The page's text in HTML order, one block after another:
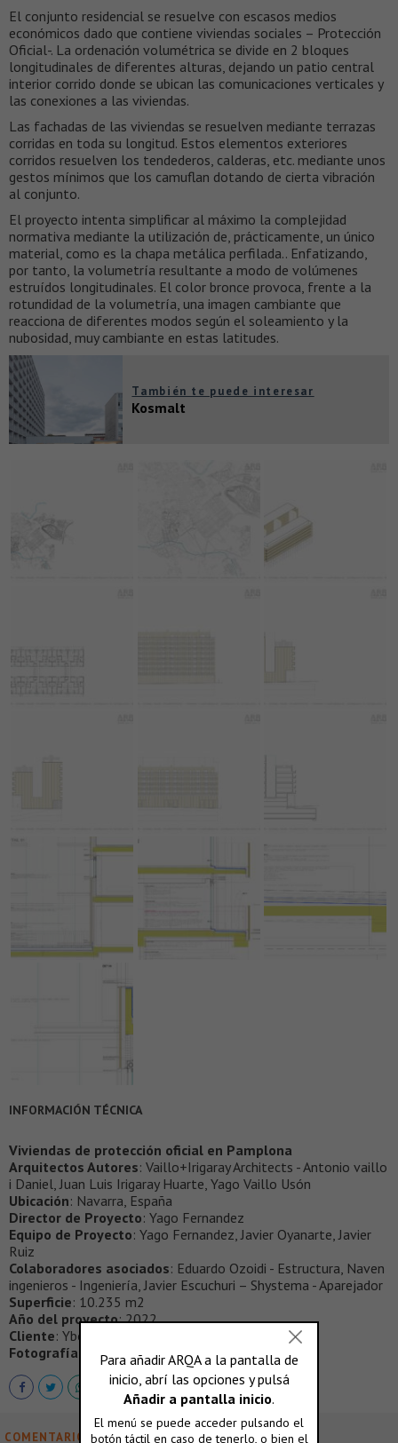
El conjunto residencial se resuelve con escasos medios
económicos dado que contiene viviendas sociales – Protección
Oficial-. La ordenación volumétrica se divide en 2 bloques
longitudinales de diferentes alturas, dejando un patio central
interior corrido donde se ubican las comunicaciones verticales y
las conexiones a las viviendas.
Las fachadas de las viviendas se resuelven mediante terrazas
corridas en toda su longitud. Estos elementos exteriores
corridos resuelven los tendederos, calderas, etc. mediante unos
gestos mínimos que los camuflan dotando de cierta vibración
al conjunto.
El proyecto intenta simplificar al máximo la complejidad
normativa mediante la utilización de, prácticamente, un único
material, como es la chapa metálica perfilada.. Enfatizando,
por tanto, la volumetría resultante a modo de volúmenes
estruídos longitudinales. El color bronce provoca, frente a la
rotundidad de la volumetría, una imagen cambiante que
reacciona de diferentes modos según el soleamiento y la
nubosidad, muy cambiante en estas latitudes.
También te puede interesar
Kosmalt
INFORMACIÓN TÉCNICA
Viviendas de protección oficial en Pamplona
Arquitectos Autores: Vaillo+Irigaray Architects - Antonio vaillo
i Daniel, Juan Luis Irigaray Huarte, Yago Vaillo Usón
Ubicación: Navarra, España
Director de Proyecto: Yago Fernandez
Equipo de Proyecto: Yago Fernandez, Javier Oyanarte, Javier
Ruiz
Colaboradores asociados: Eduardo Ozoidi - Estructura, Naven
ingenieros - Ingeniería, Javier Escuchuri – Shystema - Aparejador
Superficie: 10.235 m2
Año del proyecto: 2022
Cliente: Yboma
Fotografía : Rubén Perez Bescos
COMENTARIOS